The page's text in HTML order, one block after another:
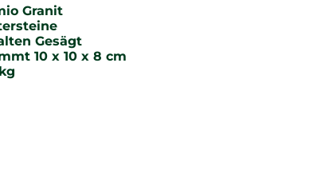
Granit
Gesägt
10 x 10 x 8 cm